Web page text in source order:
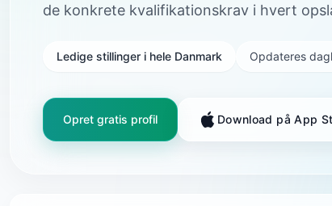
de konkrete kvalifikationskrav i hvert
Ledige stillinger i hele Danmark Opdateres
Opret gratis profil Download på App